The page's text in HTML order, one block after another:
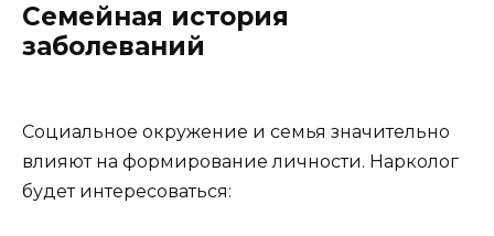
Семейная история
заболеваний
Социальное окружение и семья значительно
влияют на формирование личности. Нарколог
будет интересоваться: